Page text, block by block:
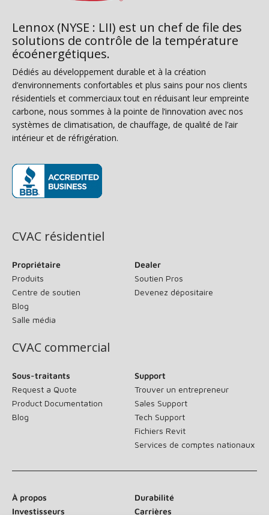
Lennox (NYSE : LII) est un chef de file des
solutions de contrôle de la température
écoénergétiques.
Dédiés au développement durable et à la création
d’environnements confortables et plus sains pour nos clients
résidentiels et commerciaux tout en réduisant leur empreinte
carbone, nous sommes à la pointe de l’innovation avec nos
systèmes de climatisation, de chauffage, de qualité de l’air
intérieur et de réfrigération.
CVAC résidentiel
Propriétaire
Produits
Centre de soutien
Blog
Salle média
Dealer
Soutien Pros
Devenez dépositaire
CVAC commercial
Sous-traitants
Request a Quote
Product Documentation
Blog
Support
Trouver un entrepreneur
Sales Support
Tech Support
Fichiers Revit
Services de comptes nationaux
À propos
Durabilité
Investisseurs
Carrières